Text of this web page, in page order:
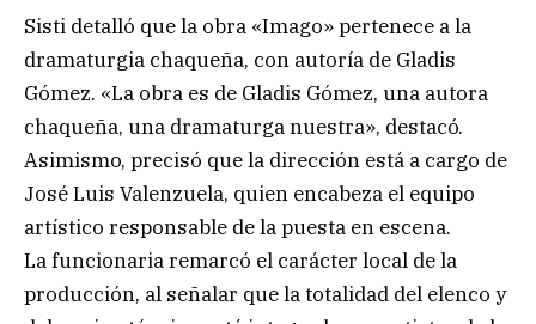
Sisti detalló que la obra «Imago» pertenece a la
dramaturgia chaqueña, con autoría de Gladis
Gómez. «La obra es de Gladis Gómez, una autora
chaqueña, una dramaturga nuestra», destacó.
Asimismo, precisó que la dirección está a cargo de
José Luis Valenzuela, quien encabeza el equipo
artístico responsable de la puesta en escena.
La funcionaria remarcó el carácter local de la
producción, al señalar que la totalidad del elenco y